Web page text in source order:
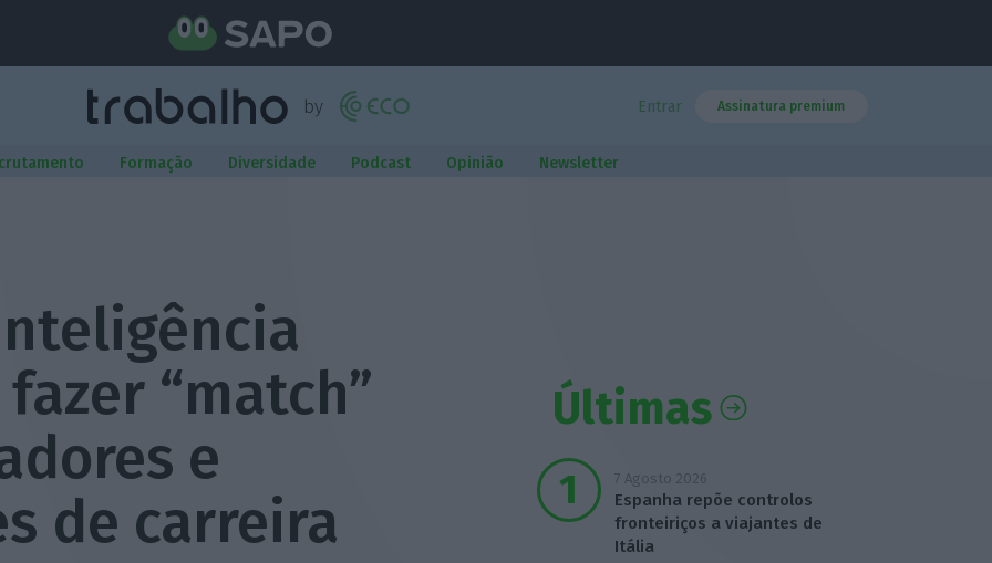
Entrar Assinatura premium
Formação Diversidade Podcast Opinião Newsletter
“match”
e
de carreira
Últimas
7 Agosto 2026
Espanha repõe controlos
fronteiriços a viajantes de
Itália